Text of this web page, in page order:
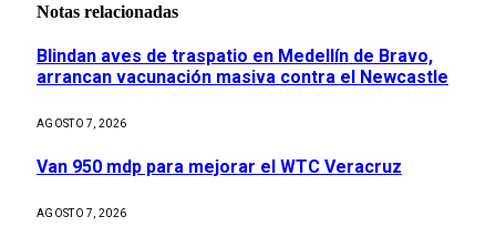
Notas relacionadas
Blindan aves de traspatio en Medellín de Bravo,
arrancan vacunación masiva contra el Newcastle
AGOSTO 7, 2026
Van 950 mdp para mejorar el WTC Veracruz
AGOSTO 7, 2026